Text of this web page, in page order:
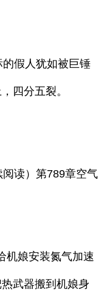
假人犹如被巨锤
四分五裂。
读）第789章空气
机娘安装氮气加速
武器搬到机娘身